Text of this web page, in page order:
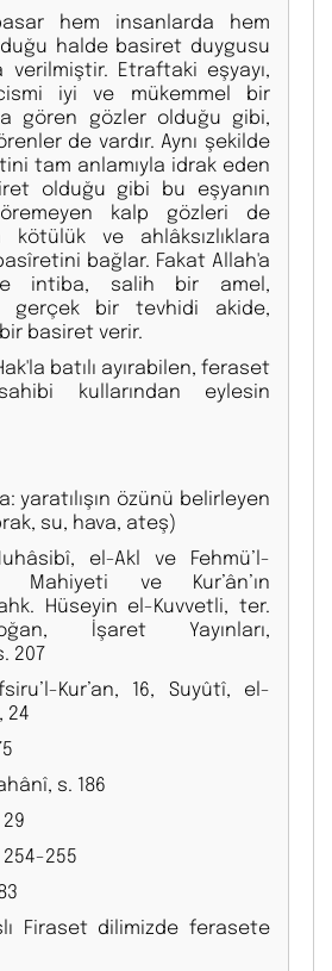
hem insanlarda hem
halde basiret duygusu
Etraftaki eşyayı,
iyi ve mükemmel bir
gören gözler olduğu gibi,
de vardır. Aynı şekilde
tam anlamıyla idrak eden
olduğu gibi bu eşyanın
kalp gözleri de
kötülük ve ahlâksızlıklara
bağlar. Fakat Allah'a
intiba, salih bir amel,
gerçek bir tevhidi akide,
basiret verir.
batılı ayırabilen, feraset
kullarından eylesin
yaratılışın özünü belirleyen
su, hava, ateş)
el-Akl ve Fehmü’l-
Mahiyeti ve Kur’ân’ın
Hüseyin el-Kuvvetli, ter.
İşaret Yayınları,
207
Kur’an, 16, Suyûtî, el-
24
s. 186
255
Firaset dilimizde ferasete